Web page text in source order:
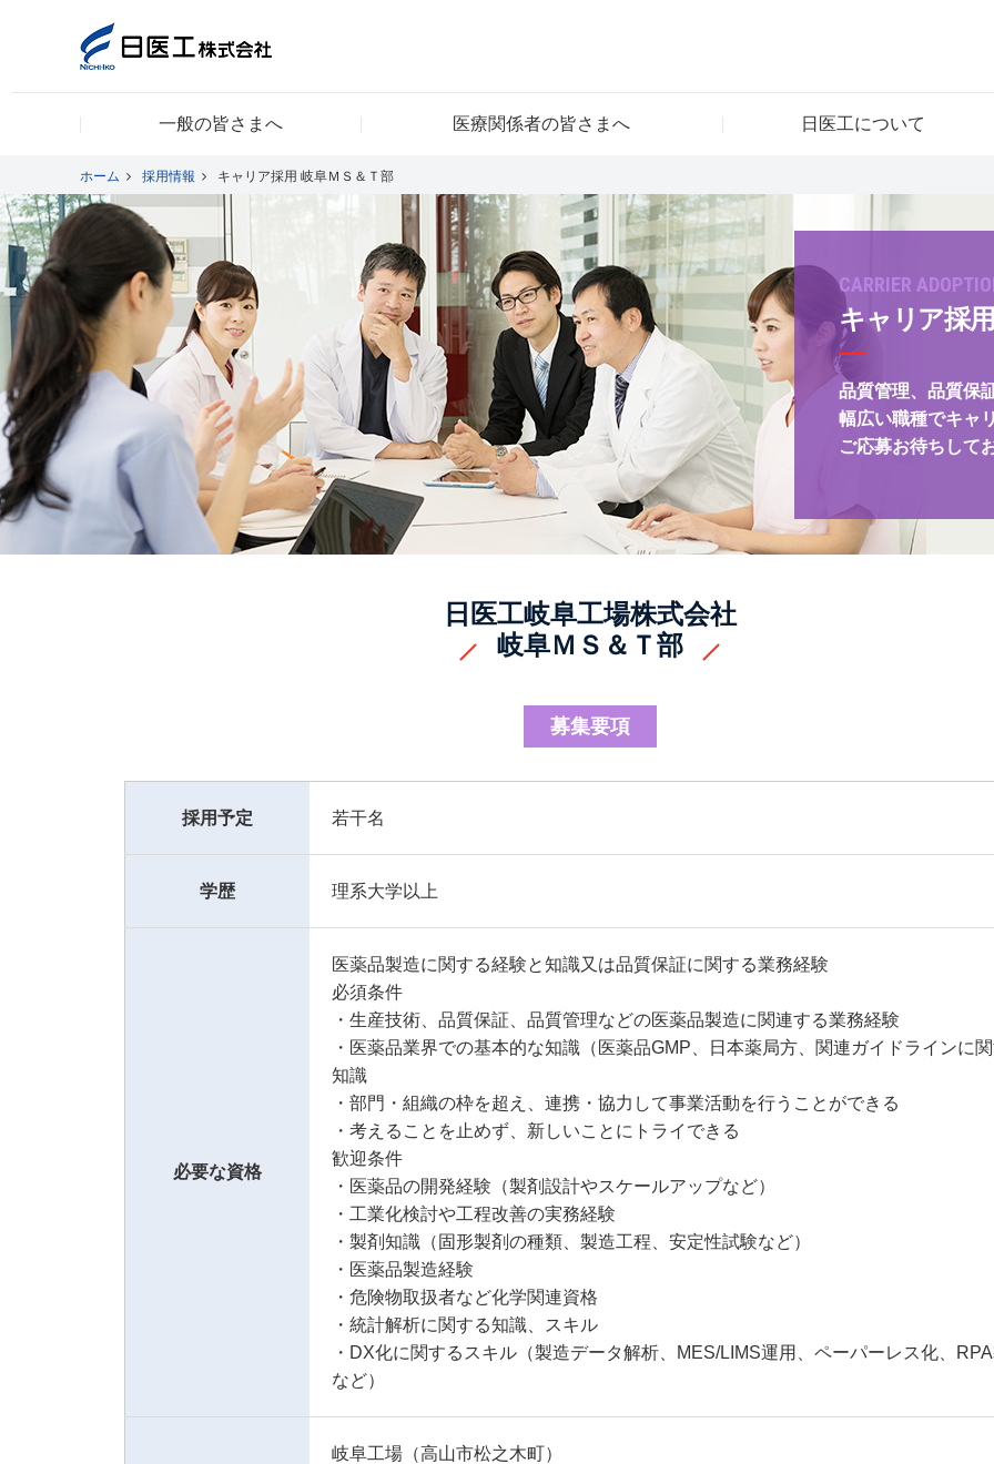
一般の皆さまへ 医療関係者の皆さまへ
日医工について
医療関係者の皆さまへ
日医工について
CSR
採用情報
Japanese English
ホーム 採用情報 キャリア採用 岐阜ＭＳ＆Ｔ部
CARRIER
キャリア採用
品質管理、品質保
幅広い職種でキャ
ご応募お待ちして
日医工岐阜工場株式会社
岐阜ＭＳ＆Ｔ部
募集要項
採用予定 若干名
学歴 理系大学以上
必要な資格
医薬品製造に関する経験と知識又は品質保証に関する業務経験
必須条件
・生産技術、品質保証、品質管理などの医薬品製造に関連する業務経験
・医薬品業界での基本的な知識（医薬品GMP、日本薬局方、関連ガイドラインに
知識
・部門・組織の枠を超え、連携・協力して事業活動を行うことができる
・考えることを止めず、新しいことにトライできる
歓迎条件
・医薬品の開発経験（製剤設計やスケールアップなど）
・工業化検討や工程改善の実務経験
・製剤知識（固形製剤の種類、製造工程、安定性試験など）
・医薬品製造経験
・危険物取扱者など化学関連資格
・統計解析に関する知識、スキル
・DX化に関するスキル（製造データ解析、MES/LIMS運用、ペーパーレス化、
など）
岐阜工場（高山市松之木町）